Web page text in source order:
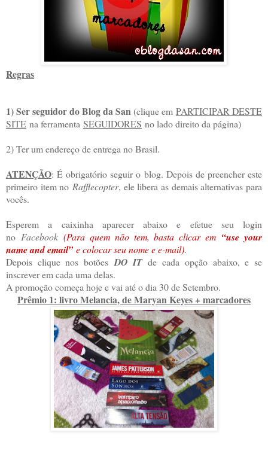
Regras
1) Ser seguidor do Blog da San(clique em PARTICIPAR DESTE
SITE na ferramenta SEGUIDORES no lado direito da página)
2) Ter um endereço de entrega no Brasil.
ATENÇÃO: É obrigatório seguir o blog. Depois de preencher este
primeiro item no Rafflecopter, ele libera as demais alternativas para
vocês.
Esperem a caixinha aparecer abaixo e efetue seu login
no Facebook (Para quem não tem, basta clicar em “use your
name and email” e colocar seu nome e e-mail).
Depois clique nos botões DO IT de cada opção abaixo, e se
inscrever em cada uma delas.
A promoção começa hoje e vai até o dia 30 de Setembro.
Prêmio 1: livro Melancia, de Maryan Keyes + marcadores